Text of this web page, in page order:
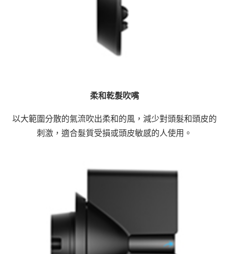
柔和乾髮吹嘴
以大範圍分散的氣流吹出柔和的風，減少對頭髮和頭皮的
刺激，適合髮質受損或頭皮敏感的人使用。